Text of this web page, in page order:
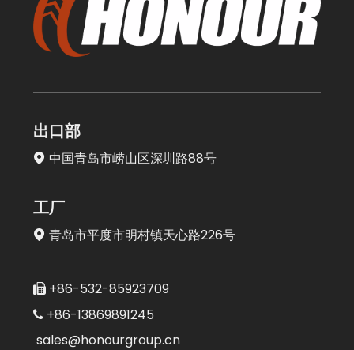
出口部
 中国青岛市崂山区深圳路88号
工厂
 青岛市平度市明村镇天心路226号
 +86-532-85923709
 +86-13869891245
sales@honourgroup.cn